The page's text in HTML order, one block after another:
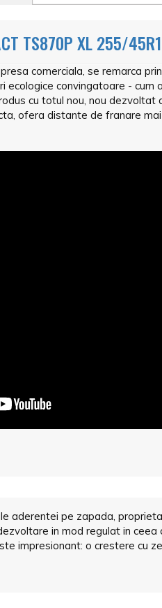
TS870P XL 255/
comerciala, se remarca
convingatoare -
cu totul nou, nou dezvoltat
ofera distante de franare
aderentei pe zapada,
in mod regulat in
impresionant: o crestere cu